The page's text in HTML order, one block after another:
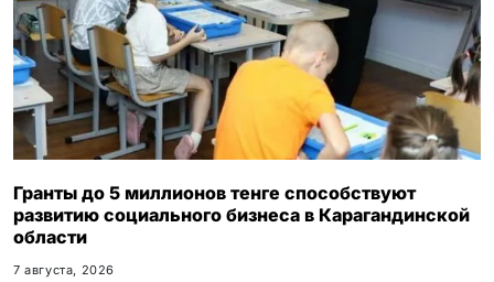
Гранты до 5 миллионов тенге способствуют
развитию социального бизнеса в Карагандинской
области
7 августа, 2026